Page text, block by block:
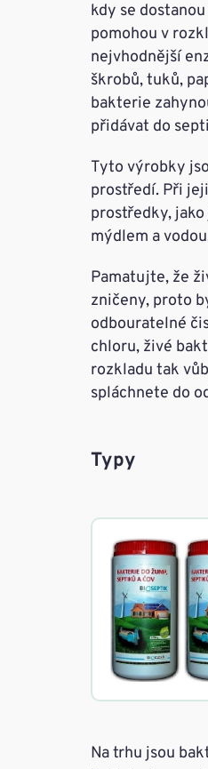
kdy se
pomohou v
nejvhodnější
škrobů, tuků,
bakterie
přidávat do
Tyto výrobky
prostředí. Při
prostředky,
mýdlem a
Pamatujte, že
zničeny, proto
odbouratelné
chloru, živé
rozkladu tak
spláchnete do
Typy
Na trhu jsou